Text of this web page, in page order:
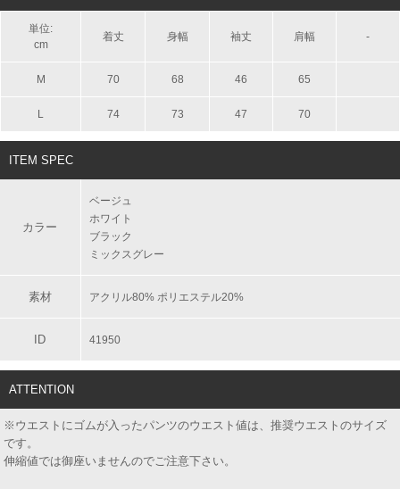
単位:
cm
着丈 身幅 袖丈 肩幅 -
M 70 68 46 65
L 74 73 47 70
ITEM SPEC
カラー
ベージュ
ホワイト
ブラック
ミックスグレー
素材 アクリル80% ポリエステル20%
ID 41950
ATTENTION
※ウエストにゴムが入ったパンツのウエスト値は、推奨ウエストのサイズ
です。
伸縮値では御座いませんのでご注意下さい。